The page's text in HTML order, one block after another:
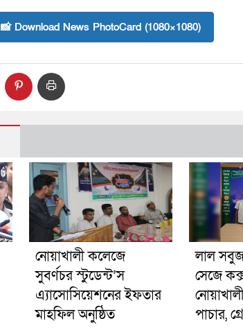
📸 Download News PhotoCard (1080×1080)
নোয়াখালী কলেজে
সুবর্ণচর স্টুডেন্ট’স
এ্যাসোসিয়েশনের ইফতার
মাহফিল অনুষ্ঠিত
লাল সবুজ
সেজে
পাচার,